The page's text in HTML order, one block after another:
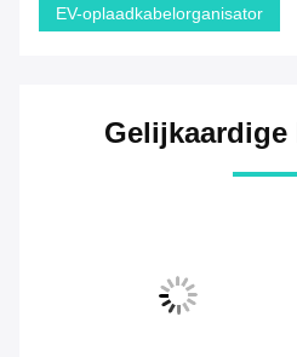
EV-oplaadkabelorganisator
Gelijkaardige